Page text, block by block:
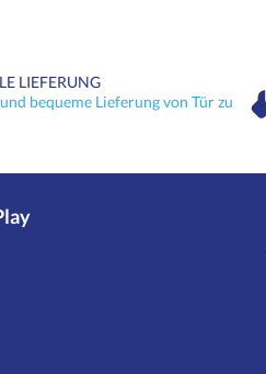
LIEFERUNG
bequeme Lieferung von Tür zu